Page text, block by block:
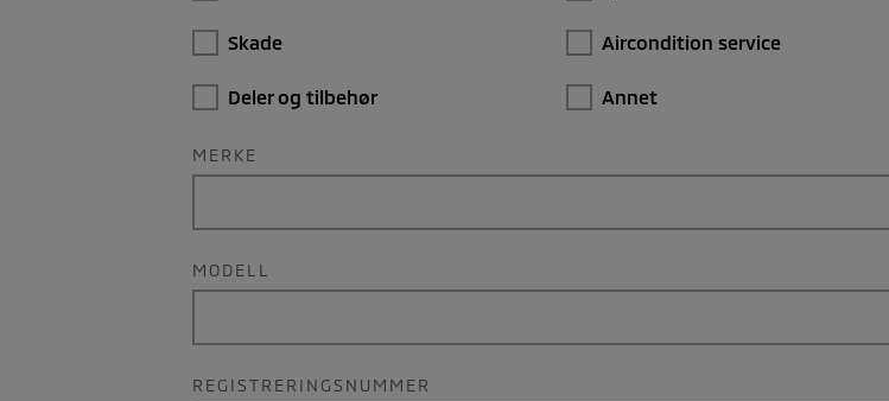
Skade Aircondition service
Deler og tilbehør Annet
MERKE
MODELL
REGISTRERINGSNUMMER